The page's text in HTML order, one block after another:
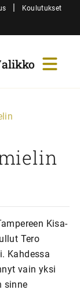
| Koulutukset
Kisa-
Tero
Kahdessa
vain yksi
sinne